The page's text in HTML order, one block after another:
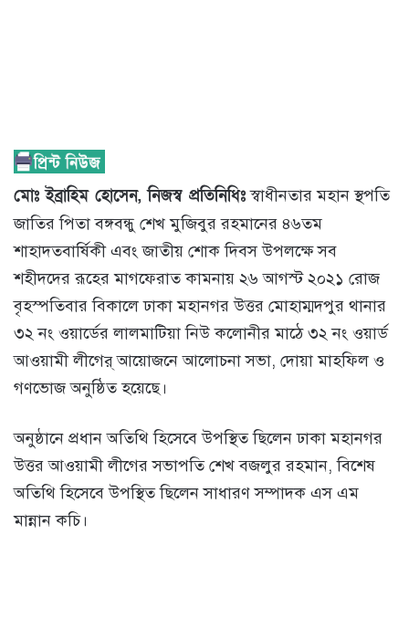
মোঃ ইব্রাহিম হোসেন, নিজস্ব প্রতিনিধিঃস্বাধীনতার মহান স্থপতি
জাতির পিতা বঙ্গবন্ধু শেখ মুজিবুর রহমানের ৪৬তম
শাহাদতবার্ষিকী এবং জাতীয় শোক দিবস উপলক্ষে সব
শহীদদের রূহের মাগফেরাত কামনায় ২৬ আগস্ট ২০২১ রোজ
বৃহস্পতিবার বিকালে ঢাকা মহানগর উত্তর মোহাম্মদপুর থানার
৩২ নং ওয়ার্ডের লালমাটিয়া নিউ কলোনীর মাঠে ৩২ নং ওয়ার্ড
আওয়ামী লীগের্ আয়োজনে আলোচনা সভা, দোয়া মাহফিল ও
গণভোজ অনুষ্ঠিত হয়েছে।
অনুষ্ঠানে প্রধান অতিথি হিসেবে উপস্থিত ছিলেন ঢাকা মহানগর
উত্তর আওয়ামী লীগের সভাপতি শেখ বজলুর রহমান, বিশেষ
অতিথি হিসেবে উপস্থিত ছিলেন সাধারণ সম্পাদক এস এম
মান্নান কচি।